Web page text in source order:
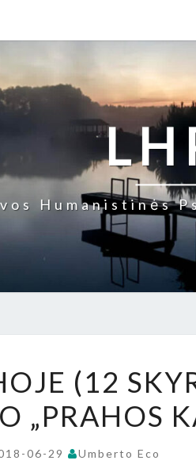
Humanistinės
PRAHOJE
(12
SKYRIUS
IŠ
(12
„PRAHOS
06-29 Umberto Eco